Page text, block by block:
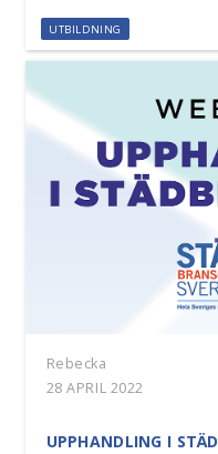
UTBILDNING
Rebecka
28 APRIL 2022
UPPHANDLING I